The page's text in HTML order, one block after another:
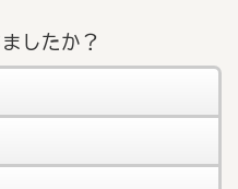
したか？